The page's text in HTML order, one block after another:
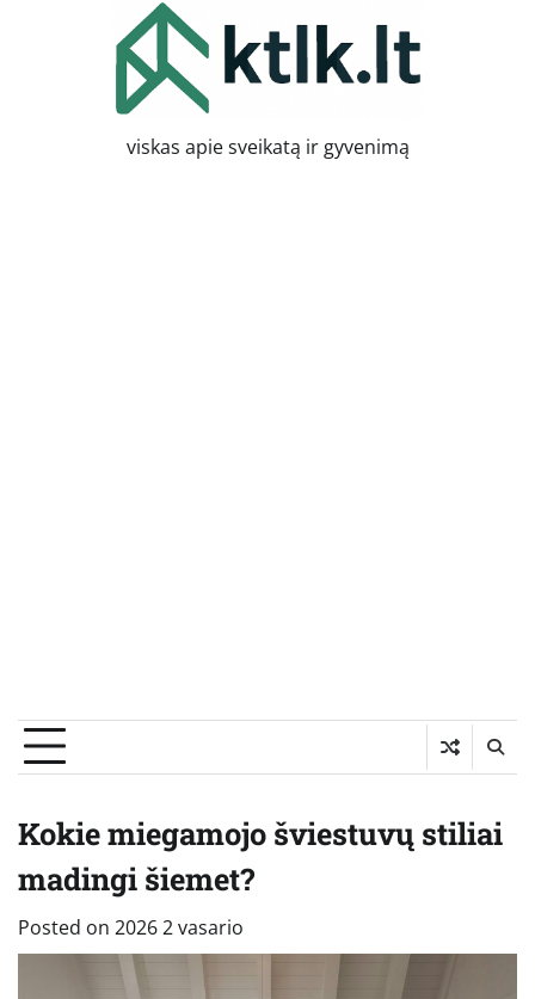
viskas apie sveikatą ir gyvenimą
Kokie miegamojo šviestuvų stiliai
madingi šiemet?
Posted on 2026 2 vasario